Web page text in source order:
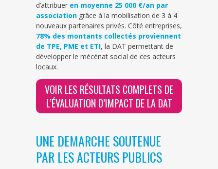
d’attribuer en moyenne 25 000 €/an par
association grâce à la mobilisation de 3 à 4
nouveaux partenaires privés. Côté entreprises,
78% des montants collectés proviennent
de TPE, PME et ETI, la DAT permettant de
développer le mécénat social de ces acteurs
locaux.
VOIR LES RÉSULTATS COMPLETS DE
L’ÉVALUATION D’IMPACT DE LA DAT
UNE DEMARCHE SOUTENUE
PAR LES ACTEURS PUBLICS